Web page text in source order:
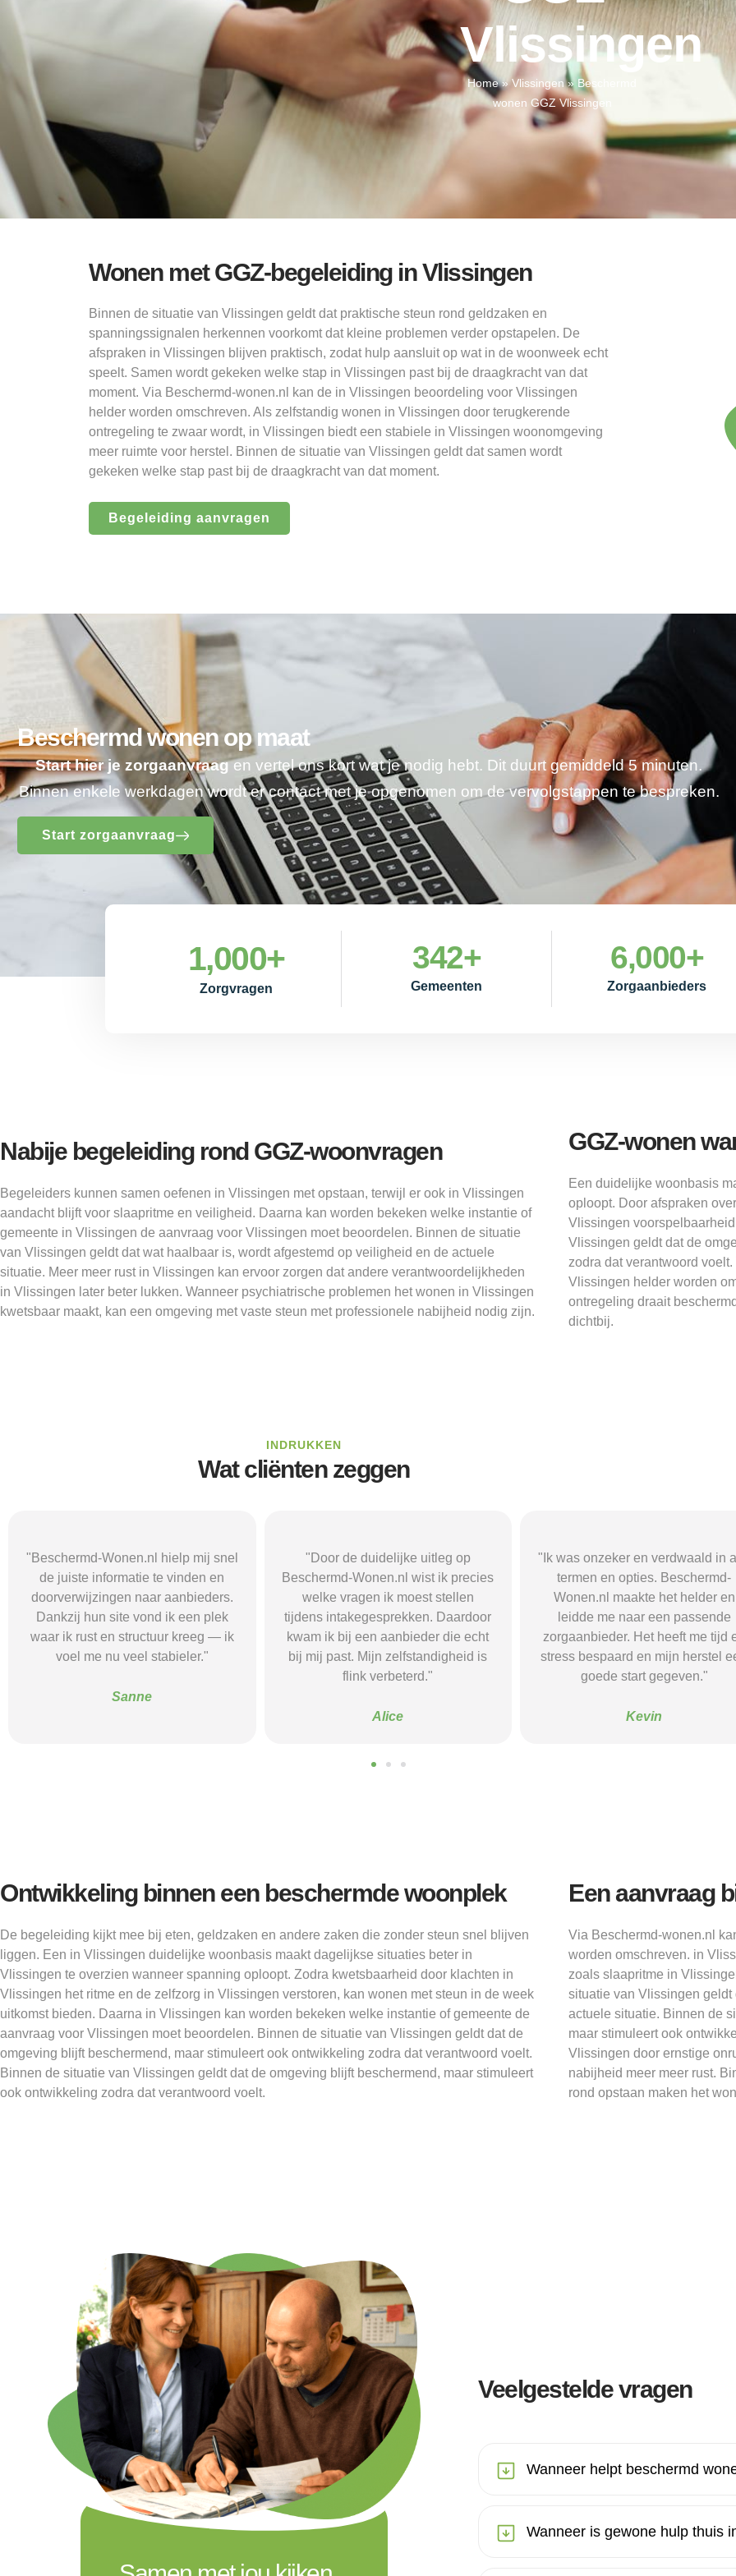
Vlissingen
Home»Vlissingen» Beschermd
wonen GGZ Vlissingen
Wonen met GGZ-begeleiding in Vlissingen
Binnen de situatie van Vlissingen geldt dat praktische steun rond geldzaken en
spanningssignalen herkennen voorkomt dat kleine problemen verder opstapelen. De
afspraken in Vlissingen blijven praktisch, zodat hulp aansluit op wat in de woonweek echt
speelt. Samen wordt gekeken welke stap in Vlissingen past bij de draagkracht van dat
moment. Via Beschermd-wonen.nl kan de in Vlissingen beoordeling voor Vlissingen
helder worden omschreven. Als zelfstandig wonen in Vlissingen door terugkerende
ontregeling te zwaar wordt, in Vlissingen biedt een stabiele in Vlissingen woonomgeving
meer ruimte voor herstel. Binnen de situatie van Vlissingen geldt dat samen wordt
gekeken welke stap past bij de draagkracht van dat moment.
Begeleiding aanvragen
Beschermd wonen op maat
Start hier je zorgaanvraagen vertel ons kort wat je nodig hebt. Dit duurt gemiddeld 5 minuten.
Binnen enkele werkdagen wordt er contact met je opgenomen om de vervolgstappen te bespreken.
Start zorgaanvraag
Zorgvragen
1,000+
Gemeenten
342+
Zorgaanbieders
6,000+
Nabije begeleiding rond GGZ-woonvragen
Begeleiders kunnen samen oefenen in Vlissingen met opstaan, terwijl er ook in Vlissingen
aandacht blijft voor slaapritme en veiligheid. Daarna kan worden bekeken welke instantie of
gemeente in Vlissingen de aanvraag voor Vlissingen moet beoordelen. Binnen de situatie
van Vlissingen geldt dat wat haalbaar is, wordt afgestemd op veiligheid en de actuele
situatie. Meer meer rust in Vlissingen kan ervoor zorgen dat andere verantwoordelijkheden
in Vlissingen later beter lukken. Wanneer psychiatrische problemen het wonen in Vlissingen
kwetsbaar maakt, kan een omgeving met vaste steun met professionele nabijheid nodig zijn.
GGZ-wonen
Een duidelijke woonbasis
oploopt. Door afspraken
Vlissingen
Vlissingen geldt dat de
zodra dat verantwoord
Vlissingen helder worden
ontregeling draait
dichtbij.
INDRUKKEN
Wat cliënten zeggen
"Door de duidelijke uitleg op
Beschermd-Wonen.nl wist ik precies
welke vragen ik moest stellen
tijdens intakegesprekken. Daardoor
kwam ik bij een aanbieder die echt
bij mij past. Mijn zelfstandigheid is
"Ik was onzeker en verdwaald in alle
termen en opties. Beschermd-
Wonen.nl maakte het helder en
leidde me naar een passende
zorgaanbieder. Het heeft me tijd en
stress bespaard en mijn herstel een
goede start gegeven."
Kevin
"Beschermd-Wonen.nl hielp mij
de juiste informatie te vinden en
doorverwijzingen naar
Dankzij hun site vond ik een plek
waar ik rust en structuur kreeg —
voel me nu veel stabieler."
Ontwikkeling binnen een beschermde woonplek
De begeleiding kijkt mee bij eten, geldzaken en andere zaken die zonder steun snel blijven
liggen. Een in Vlissingen duidelijke woonbasis maakt dagelijkse situaties beter in
Vlissingen te overzien wanneer spanning oploopt. Zodra kwetsbaarheid door klachten in
Vlissingen het ritme en de zelfzorg in Vlissingen verstoren, kan wonen met steun in de week
uitkomst bieden. Daarna in Vlissingen kan worden bekeken welke instantie of gemeente de
aanvraag voor Vlissingen moet beoordelen. Binnen de situatie van Vlissingen geldt dat de
omgeving blijft beschermend, maar stimuleert ook ontwikkeling zodra dat verantwoord voelt.
Binnen de situatie van Vlissingen geldt dat de omgeving blijft beschermend, maar stimuleert
ook ontwikkeling zodra dat verantwoord voelt.
Een aanvraag
Via Beschermd-wonen.nl
worden omschreven. in
zoals slaapritme in
situatie van Vlissingen geldt
actuele situatie. Binnen de
maar stimuleert ook
Vlissingen door ernstige
nabijheid meer meer rust.
rond opstaan maken het
Veelgestelde vragen
Wanneer helpt beschermd
Wanneer is gewone hulp thuis